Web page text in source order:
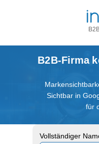
B2B-Firma
Vollständiger
Sichtbar in
für